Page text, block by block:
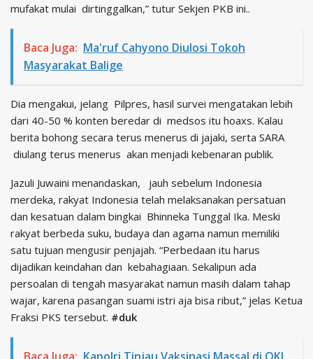
mufakat mulai dirtinggalkan,” tutur Sekjen PKB ini..
Baca Juga: Ma'ruf Cahyono Diulosi Tokoh
Masyarakat Balige
Dia mengakui, jelang Pilpres, hasil survei mengatakan lebih
dari 40-50 % konten beredar di medsos itu hoaxs. Kalau
berita bohong secara terus menerus di jajaki, serta SARA
diulang terus menerus akan menjadi kebenaran publik.
Jazuli Juwaini menandaskan, jauh sebelum Indonesia
merdeka, rakyat Indonesia telah melaksanakan persatuan
dan kesatuan dalam bingkai Bhinneka Tunggal Ika. Meski
rakyat berbeda suku, budaya dan agama namun memiliki
satu tujuan mengusir penjajah. “Perbedaan itu harus
dijadikan keindahan dan kebahagiaan. Sekalipun ada
persoalan di tengah masyarakat namun masih dalam tahap
wajar, karena pasangan suami istri aja bisa ribut,” jelas Ketua
Fraksi PKS tersebut. #duk